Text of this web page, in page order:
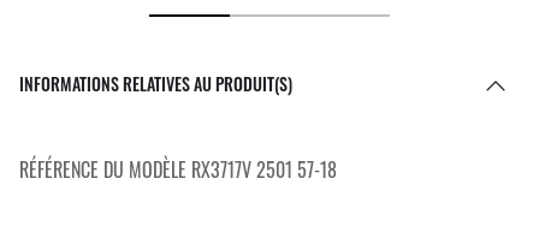
INFORMATIONS RELATIVES AU PRODUIT(S)
RÉFÉRENCE DU MODÈLE RX3717V 2501 57-18